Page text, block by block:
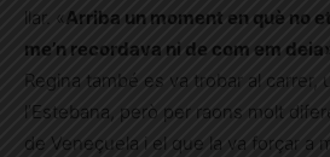
llar. «Arriba un moment en què no
me’n recordava ni de com em
Regina també es va trobar al carrer,
l’Estebana, però per raons molt
de Veneçuela i el que la va forçar a